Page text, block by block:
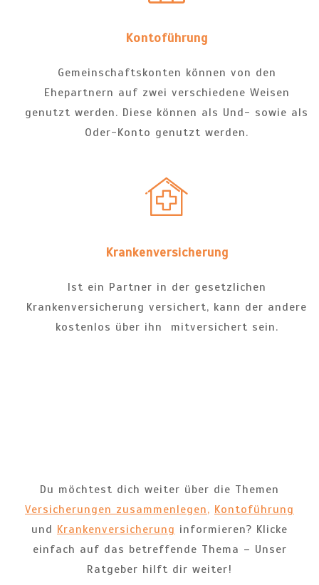
Kontoführung
Gemeinschaftskonten können von den
Ehepartnern auf zwei verschiedene Weisen
genutzt werden. Diese können als Und- sowie als
Oder-Konto genutzt werden.
Krankenversicherung
Ist ein Partner in der gesetzlichen
Krankenversicherung versichert, kann der andere
kostenlos über ihn mitversichert sein.
Du möchtest dich weiter über die Themen
Versicherungen zusammenlegen, Kontoführung
und Krankenversicherung informieren? Klicke
einfach auf das betreffende Thema – Unser
Ratgeber hilft dir weiter!